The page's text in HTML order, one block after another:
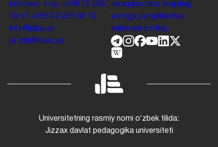
koʻchasi, 4-uy. +998 72 226
13 57 +998 72 226 68 10
info@jdpu.uz
jiz.jdpi@exat.uz
taraqqiyotimiz haqidagi
soʻnggi yangiliklardan
xabardor boʻling.
Universitetning rasmiy nomi oʻzbek tilida:
Jizzax davlat pedagogika universiteti